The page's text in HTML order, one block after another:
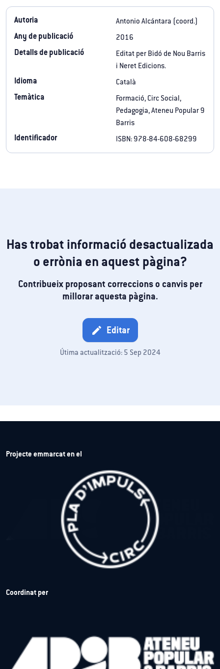
Autoria Antonio Alcántara (coord.)
Any de publicació 2016
Detalls de publicació
Editat per Bidó de Nou Barris
i Neret Edicions.
Idioma Català
Temàtica
Formació, Circ Social,
Pedagogia, Ateneu Popular 9
Barris
Identificador ISBN: 978-84-608-68299
Has trobat informació desactualizada
o errònia en aquest pàgina?
Contribueix proposant correccions o canvis per
millorar aquesta pàgina.
edit Editar
Útima actualització: 5 Sep 2024
Projecte emmarcat en el
Coordinat per